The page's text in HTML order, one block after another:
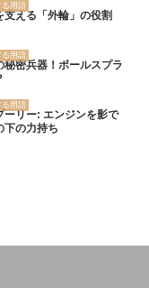
用語
支える「外輪」の役割
用語
秘密兵器！ボールスプラ
用語
ーリー: エンジンを影で
下の力持ち